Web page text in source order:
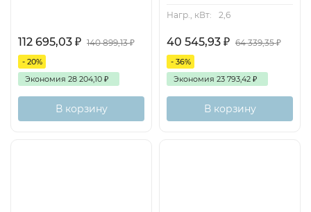
112 695,03 ₽ 140 899,13₽
- 20%
Экономия 28 204,10 ₽
В корзину
Нагр., кВт:
2,6
40 545,93 ₽ 64 339,35₽
- 36%
Экономия 23 793,42 ₽
В корзину